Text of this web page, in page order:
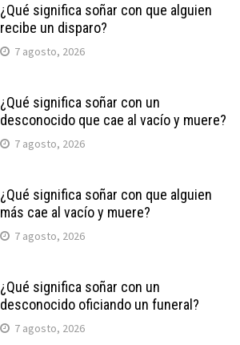
¿Qué significa soñar con que alguien
recibe un disparo?
7 agosto, 2026
¿Qué significa soñar con un
desconocido que cae al vacío y muere?
7 agosto, 2026
¿Qué significa soñar con que alguien
más cae al vacío y muere?
7 agosto, 2026
¿Qué significa soñar con un
desconocido oficiando un funeral?
7 agosto, 2026